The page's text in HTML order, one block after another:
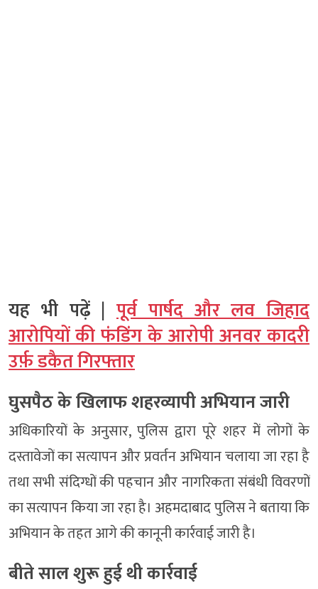
यह भी पढ़ें | पूर्व पार्षद और लव जिहाद
आरोपियों की फंडिंग के आरोपी अनवर कादरी
उर्फ़ डकैत गिरफ्तार
घुसपैठ के खिलाफ शहरव्यापी अभियान जारी
अधिकारियों के अनुसार, पुलिस द्वारा पूरे शहर में लोगों के
दस्तावेजों का सत्यापन और प्रवर्तन अभियान चलाया जा रहा है
तथा सभी संदिग्धों की पहचान और नागरिकता संबंधी विवरणों
का सत्यापन किया जा रहा है। अहमदाबाद पुलिस ने बताया कि
अभियान के तहत आगे की कानूनी कार्रवाई जारी है।
बीते साल शुरू हुई थी कार्रवाई